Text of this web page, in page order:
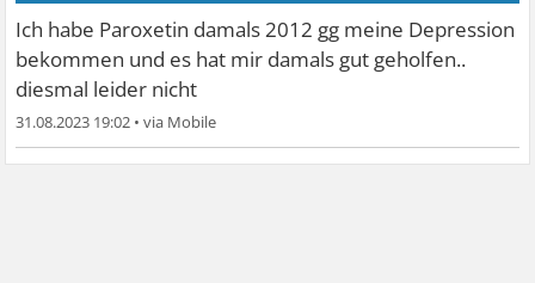
Ich habe Paroxetin damals 2012 gg meine Depression
bekommen und es hat mir damals gut geholfen..
diesmal leider nicht
31.08.2023 19:02 •